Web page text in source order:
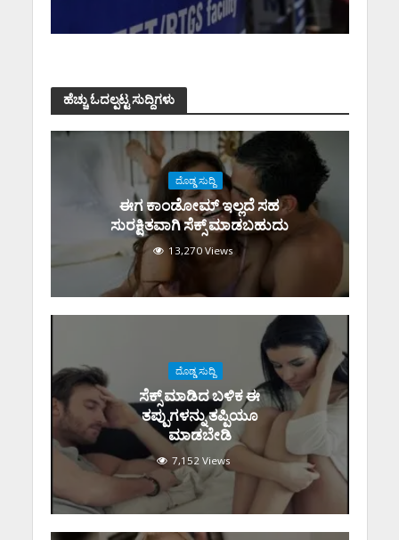
ಹೆಚ್ಚು ಓದಲ್ಪಟ್ಟ ಸುದ್ದಿಗಳು
ದೊಡ್ಡ ಸುದ್ದಿ
ಈಗ ಕಾಂಡೋಮ್‌ ಇಲ್ಲದೆ ಸಹ
ಸುರಕ್ಷಿತವಾಗಿ ಸೆಕ್ಸ್‌ ಮಾಡಬಹುದು
13,270 Views
ದೊಡ್ಡ ಸುದ್ದಿ
ಸೆಕ್ಸ್‌ ಮಾಡಿದ ಬಳಿಕ ಈ
ತಪ್ಪುಗಳನ್ನು ತಪ್ಪಿಯೂ
ಮಾಡಬೇಡಿ
7,152 Views